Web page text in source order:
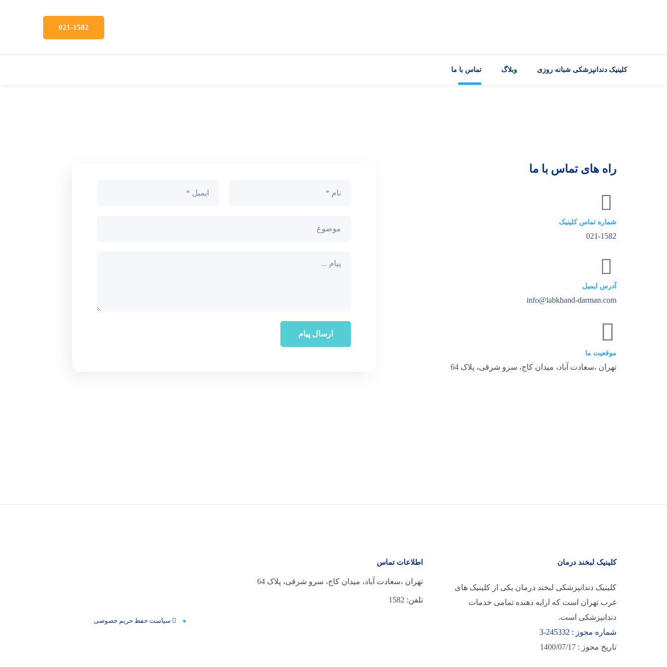
021-1582
کلینیک دندانپزشکی شبانه روزی وبلاگ تماس با ما
راه های تماس با ما
شماره تماس کلینیک
021-1582
آدرس ایمیل
info@labkhand-darman.com
موقعیت ما
تهران ،سعادت آباد، میدان کاج، سرو شرقی، پلاک 64
کلینیک لبخند درمان
کلینیک دندانپزشکی لبخند درمان یکی از کلینیک های
غرب تهران است که ارایه دهنده تمامی خدمات
دندانپزشکی است.
شماره مجوز : 245332-3
تاریخ مجوز : 1400/07/17
اطلاعات تماس
تهران ،سعادت آباد، میدان کاج، سرو شرقی، پلاک 64
تلفن: 1582
سیاست حفظ حریم خصوصی